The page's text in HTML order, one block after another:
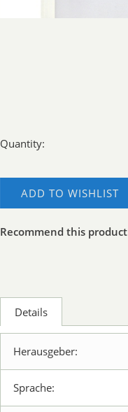
Quantity:
ADD TO WISHLIST
Recommend this product
Details
Herausgeber:
Sprache: